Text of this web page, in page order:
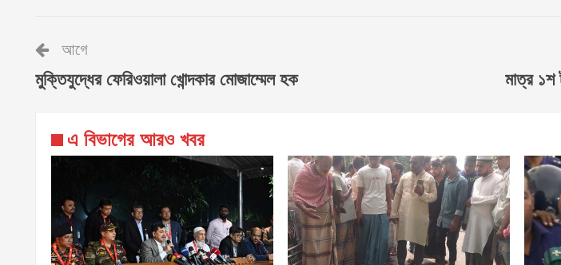
আগে
মুক্তিযুদ্ধের ফেরিওয়ালা খোন্দকার মোজাম্মেল হক মাত্র ১শ
এ বিভাগের আরও খবর